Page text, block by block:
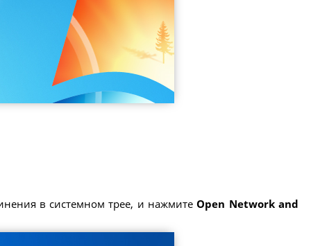
в системном трее, и нажмитеOpen Network and